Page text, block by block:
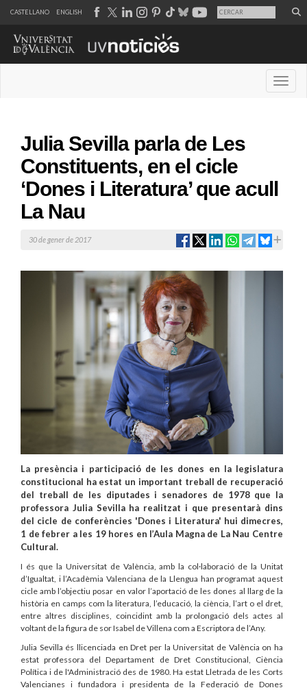
CASTELLANO ENGLISH
Julia Sevilla parla de Les
Constituents, en el cicle
‘Dones i Literatura’ que acull
La Nau
30 de gener de 2017
La presència i participació de les dones en la legislatura
constitucional ha estat un important treball de recuperació
del treball de les diputades i senadores de 1978 que la
professora Julia Sevilla ha realitzat i que presentarà dins
del cicle de conferències 'Dones i Literatura' hui dimecres,
1 de febrer a les 19 hores en l’Aula Magna de La Nau Centre
Cultural.
I és que la Universitat de València, amb la col·laboració de la Unitat
d’Igualtat, i l’Acadèmia Valenciana de la Llengua han programat aquest
cicle amb l’objectiu posar en valor l’aportació de les dones al llarg de la
història en camps com la literatura, l’educació, la ciència, l’art o el dret,
entre altres disciplines, coincidint amb la prolongació dels actes al
voltant de la figura de sor Isabel de Villena com a Escriptora de l’Any.
Julia Sevilla és llicenciada en Dret per la Universitat de València on ha
estat professora del Departament de Dret Constitucional, Ciència
Política i de l'Administració des de 1980. Ha estat Lletrada de les Corts
Valencianes i fundadora i presidenta de la Federació de Dones